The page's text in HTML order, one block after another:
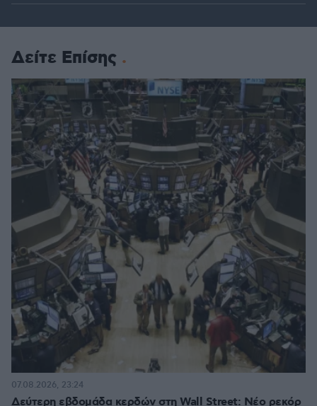
Δείτε Επίσης
Δεύτερη εβδομάδα κερδών στη Wall Street: Νέο ρεκόρ
07.08.2026, 23:24